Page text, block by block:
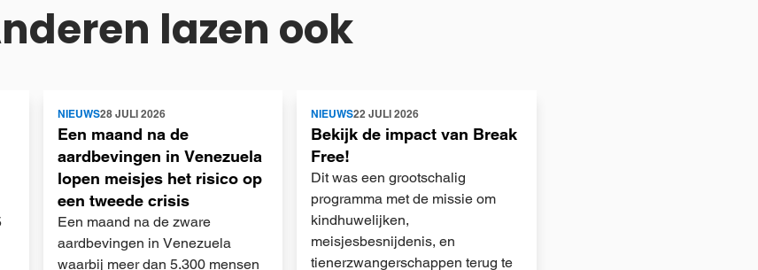
lazen ook
NIEUWS28 JULI 2026
Een maand na de
aardbevingen in Venezuela
lopen meisjes het risico op
een tweede crisis
Een maand na de zware
aardbevingen in Venezuela
waarbij meer dan 5.300 mensen
meer
NIEUWS22 JULI 2026
Bekijk de impact van Break
Free!
Dit was een grootschalig
programma met de missie om
kindhuwelijken,
meisjesbesnijdenis, en
tienerzwangerschappen terug te
meer